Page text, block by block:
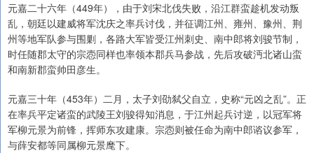
元嘉二十六年（449年），由于刘宋北伐失败，沿江群蛮趁机发动叛
乱，朝廷以建威将军沈庆之率兵讨伐，并征调江州、雍州、豫州、荆
州等地军队参与围剿，各路大军皆受江州刺史、南中郎将刘骏节制，
时任随郡太守的宗悫同样也率领本郡兵马参战，先后攻破沔北诸山蛮
和南新郡蛮帅田彦生。
元嘉三十年（453年）二月，太子刘劭弑父自立，史称“元凶之乱”。正
在率兵平定诸蛮的武陵王刘骏得知消息，于江州起兵讨逆，以冠军将
军柳元景为前锋，挥师东攻建康。宗悫则被任命为南中郎谘议参军，
与薛安都等同属柳元景麾下。